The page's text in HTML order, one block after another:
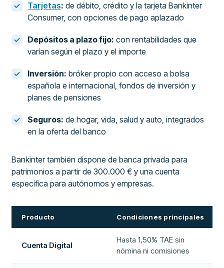
Tarjetas: de débito, crédito y la tarjeta Bankinter
Consumer, con opciones de pago aplazado
Depósitos a plazo fijo: con rentabilidades que
varían según el plazo y el importe
Inversión: bróker propio con acceso a bolsa
española e internacional, fondos de inversión y
planes de pensiones
Seguros: de hogar, vida, salud y auto, integrados
en la oferta del banco
Bankinter también dispone de banca privada para
patrimonios a partir de 300.000 € y una cuenta
específica para autónomos y empresas.
Producto Condiciones principales
Cuenta Digital
Hasta 1,50% TAE sin
nómina ni comisiones